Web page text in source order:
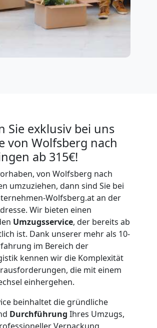
Sie exklusiv bei uns
von Wolfsberg nach
ab 315€!
von Wolfsberg nach
umzuziehen, dann sind Sie bei
Wolfsberg.at an der
Wir bieten einen
Umzugsservice, der bereits ab
ist. Dank unserer mehr als 10-
im Bereich der
kennen wir die Komplexität
die mit einem
einhergehen.
beinhaltet die gründliche
Durchführung Ihres Umzugs,
Verpackung,